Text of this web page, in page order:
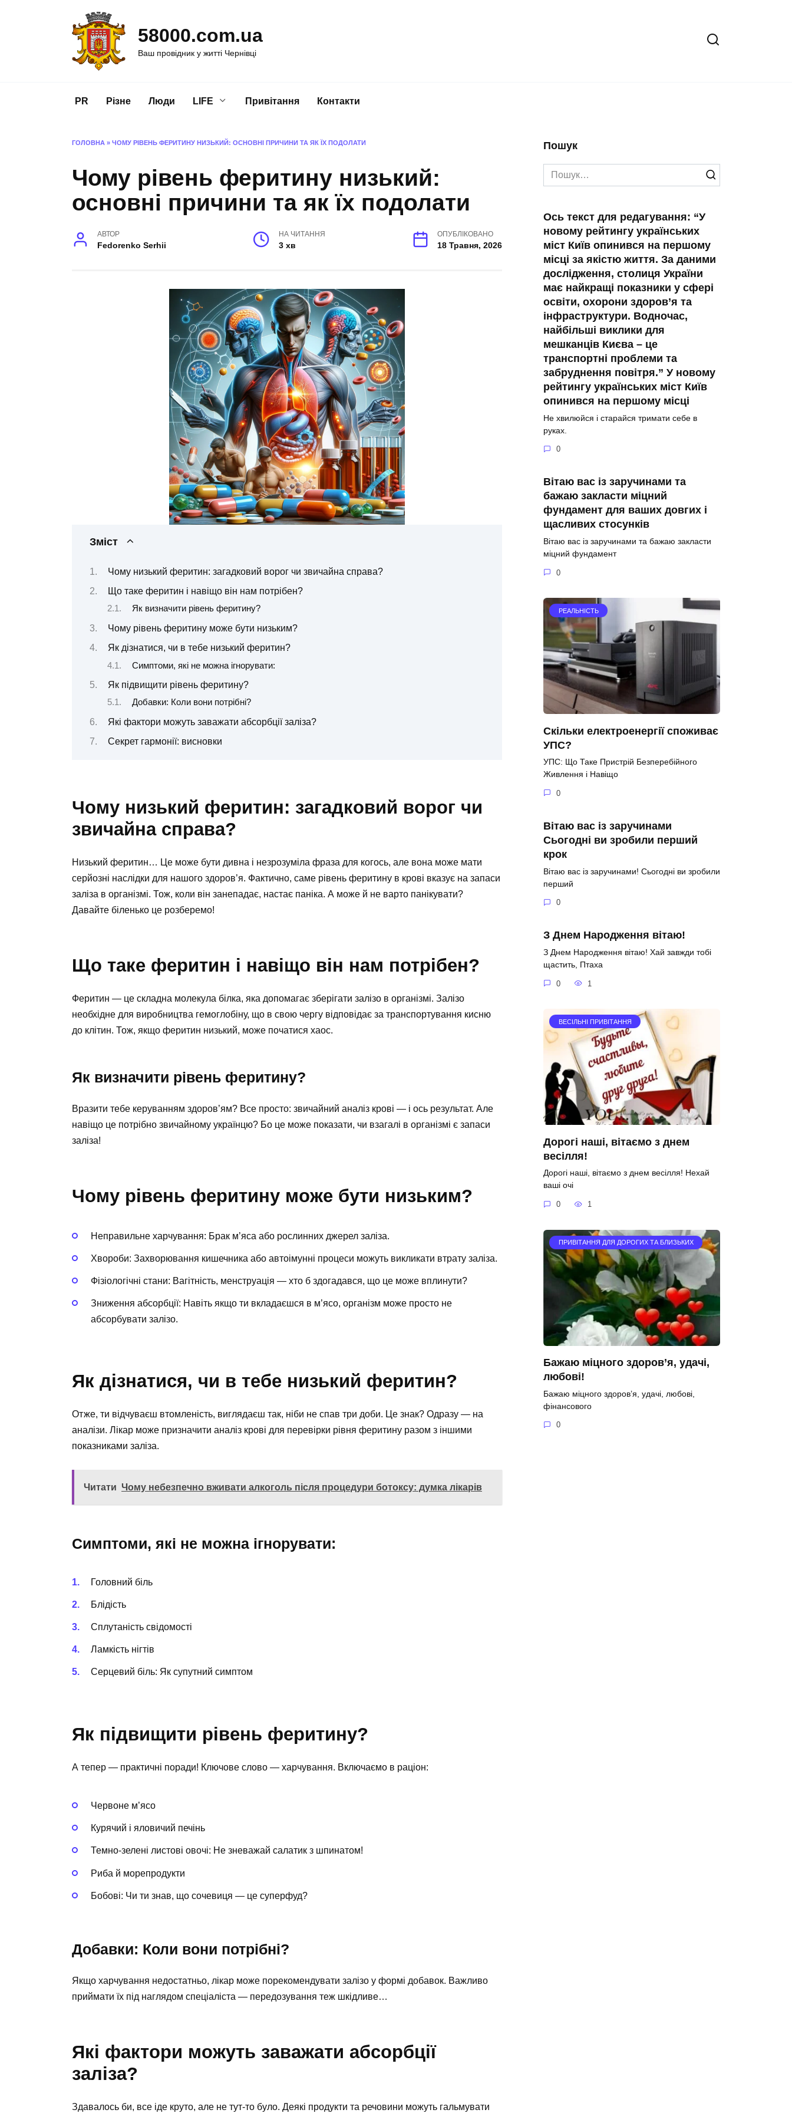
58000.com.ua
Ваш провідник у житті Чернівці
PR Різне Люди LIFE Привітання Контакти
ГОЛОВНА » ЧОМУ РІВЕНЬ ФЕРИТИНУ НИЗЬКИЙ: ОСНОВНІ ПРИЧИНИ ТА ЯК ЇХ ПОДОЛАТИ
Чому рівень феритину низький:
основні причини та як їх подолати
АВТОР
Fedorenko Serhii
НА ЧИТАННЯ
3 хв
ОПУБЛІКОВАНО
18 Травня, 2026
Зміст
Чому низький феритин: загадковий ворог чи звичайна справа?
Що таке феритин і навіщо він нам потрібен?
Як визначити рівень феритину?
Чому рівень феритину може бути низьким?
Як дізнатися, чи в тебе низький феритин?
Симптоми, які не можна ігнорувати:
Як підвищити рівень феритину?
Добавки: Коли вони потрібні?
Які фактори можуть заважати абсорбції заліза?
Секрет гармонії: висновки
Чому низький феритин: загадковий ворог чи
звичайна справа?
Низький феритин… Це може бути дивна і незрозуміла фраза для когось, але вона може мати
серйозні наслідки для нашого здоров’я. Фактично, саме рівень феритину в крові вказує на запаси
заліза в організмі. Тож, коли він занепадає, настає паніка. А може й не варто панікувати?
Давайте біленько це розберемо!
Що таке феритин і навіщо він нам потрібен?
Феритин — це складна молекула білка, яка допомагає зберігати залізо в організмі. Залізо
необхідне для виробництва гемоглобіну, що в свою чергу відповідає за транспортування кисню
до клітин. Тож, якщо феритин низький, може початися хаос.
Як визначити рівень феритину?
Вразити тебе керуванням здоров’ям? Все просто: звичайний аналіз крові — і ось результат. Але
навіщо це потрібно звичайному українцю? Бо це може показати, чи взагалі в організмі є запаси
заліза!
Чому рівень феритину може бути низьким?
Неправильне харчування: Брак м’яса або рослинних джерел заліза.
Хвороби: Захворювання кишечника або автоімунні процеси можуть викликати втрату заліза.
Фізіологічні стани: Вагітність, менструація — хто б здогадався, що це може вплинути?
Зниження абсорбції: Навіть якщо ти вкладаєшся в м’ясо, організм може просто не
абсорбувати залізо.
Як дізнатися, чи в тебе низький феритин?
Отже, ти відчуваєш втомленість, виглядаєш так, ніби не спав три доби. Це знак? Одразу — на
аналізи. Лікар може призначити аналіз крові для перевірки рівня феритину разом з іншими
показниками заліза.
Читати Чому небезпечно вживати алкоголь після процедури ботоксу: думка лікарів
Симптоми, які не можна ігнорувати:
Головний біль
Блідість
Сплутаність свідомості
Ламкість нігтів
Серцевий біль: Як супутний симптом
Як підвищити рівень феритину?
А тепер — практичні поради! Ключове слово — харчування. Включаємо в раціон:
Червоне м’ясо
Курячий і яловичий печінь
Темно-зелені листові овочі: Не зневажай салатик з шпинатом!
Риба й морепродукти
Бобові: Чи ти знав, що сочевиця — це суперфуд?
Добавки: Коли вони потрібні?
Якщо харчування недостатньо, лікар може порекомендувати залізо у формі добавок. Важливо
приймати їх під наглядом спеціаліста — передозування теж шкідливе…
Які фактори можуть заважати абсорбції
заліза?
Здавалось би, все іде круто, але не тут-то було. Деякі продукти та речовини можуть гальмувати
Пошук
Search
for:
Ось текст для редагування: “У
новому рейтингу українських
міст Київ опинився на першому
місці за якістю життя. За даними
дослідження, столиця України
має найкращі показники у сфері
освіти, охорони здоров’я та
інфраструктури. Водночас,
найбільші виклики для
мешканців Києва – це
транспортні проблеми та
забруднення повітря.” У новому
рейтингу українських міст Київ
опинився на першому місці
Не хвилюйся і старайся тримати себе в
руках.
0
Вітаю вас із заручинами та
бажаю закласти міцний
фундамент для ваших довгих і
щасливих стосунків
Вітаю вас із заручинами та бажаю закласти
міцний фундамент
0
РЕАЛЬНІСТЬ
Скільки електроенергії споживає
УПС?
УПС: Що Таке Пристрій Безперебійного
Живлення і Навіщо
0
Вітаю вас із заручинами
Сьогодні ви зробили перший
крок
Вітаю вас із заручинами! Сьогодні ви зробили
перший
0
З Днем Народження вітаю!
З Днем Народження вітаю! Хай завжди тобі
щастить, Птаха
0 1
ВЕСІЛЬНІ ПРИВІТАННЯ
Дорогі наші, вітаємо з днем
весілля!
Дорогі наші, вітаємо з днем весілля! Нехай
ваші очі
0 1
ПРИВІТАННЯ ДЛЯ ДОРОГИХ ТА БЛИЗЬКИХ
Бажаю міцного здоров’я, удачі,
любові!
Бажаю міцного здоров’я, удачі, любові,
фінансового
0